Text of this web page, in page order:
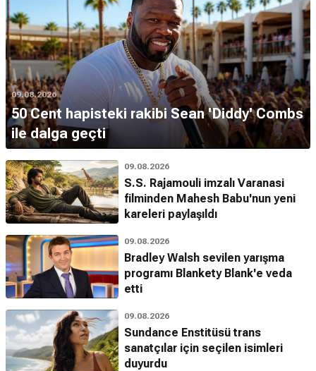
09.08.2026
50 Cent hapisteki rakibi Sean 'Diddy' Combs
ile dalga geçti
09.08.2026
S.S. Rajamouli imzalı Varanasi
filminden Mahesh Babu'nun yeni
kareleri paylaşıldı
09.08.2026
Bradley Walsh sevilen yarışma
programı Blankety Blank'e veda
etti
09.08.2026
Sundance Enstitüsü trans
sanatçılar için seçilen isimleri
duyurdu